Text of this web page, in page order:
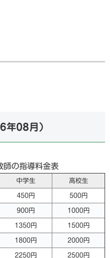
年08月 ）
師の指導料金表
中学生 高校生
450円 500円
900円 1000円
1350円 1500円
1800円 2000円
2250円 2500円